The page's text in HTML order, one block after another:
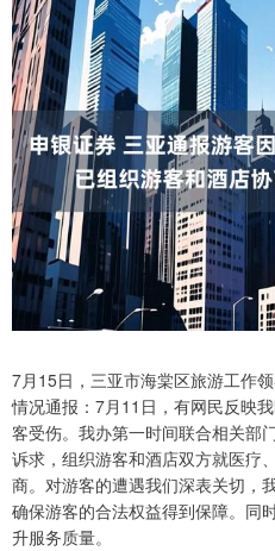
7月15日，三亚市海棠区旅游工作
情况通报：7月11日，有网民反映
客受伤。我办第一时间联合相关部
诉求，组织游客和酒店双方就医疗
商。对游客的遭遇我们深表关切，
确保游客的合法权益得到保障。同
升服务质量。